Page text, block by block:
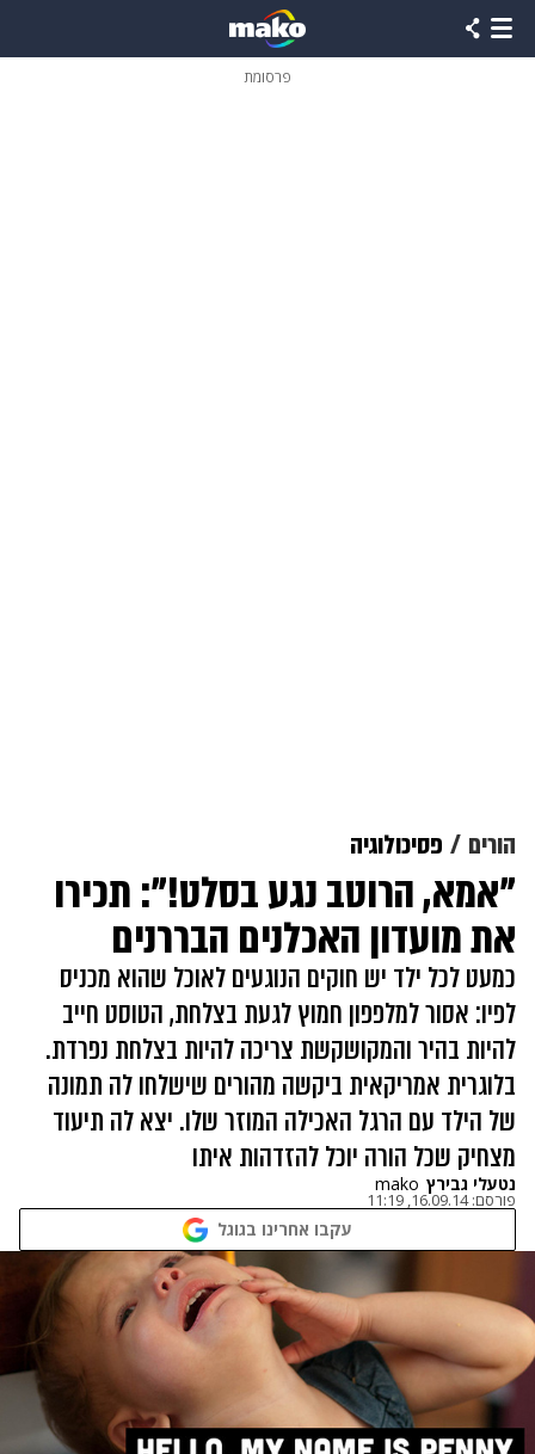
פרסומת
הורים פסיכולוגיה
"אמא, הרוטב נגע בסלט!": תכירו
את מועדון האכלנים הבררנים
כמעט לכל ילד יש חוקים הנוגעים לאוכל שהוא מכניס
לפיו: אסור למלפפון חמוץ לגעת בצלחת, הטוסט חייב
להיות בהיר והמקושקשת צריכה להיות בצלחת נפרדת.
בלוגרית אמריקאית ביקשה מהורים שישלחו לה תמונה
של הילד עם הרגל האכילה המוזר שלו. יצא לה תיעוד
מצחיק שכל הורה יוכל להזדהות איתו
נטעלי גבירץ mako
פורסם:16.09.14, 11:19
עקבו אחרינו בגוגל